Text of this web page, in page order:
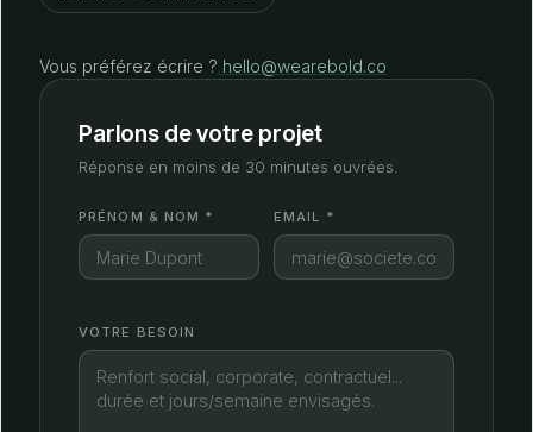
Vous préférez écrire ? hello@wearebold.co
Parlons de votre projet
Réponse en moins de 30 minutes ouvrées.
PRÉNOM & NOM * EMAIL *
VOTRE BESOIN